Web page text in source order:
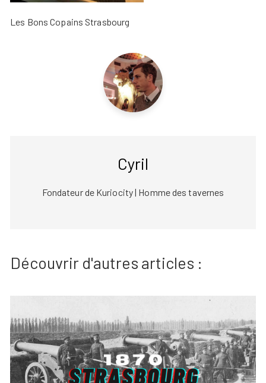
Les Bons Copains Strasbourg
Cyril
Fondateur de Kuriocity | Homme des tavernes
Découvrir d'autres articles :